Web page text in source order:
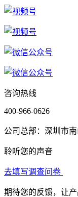
咨询热线
400-966-0626
公司总部：深圳市
聆听您的声音
去填写调查问卷
期待您的反馈，让